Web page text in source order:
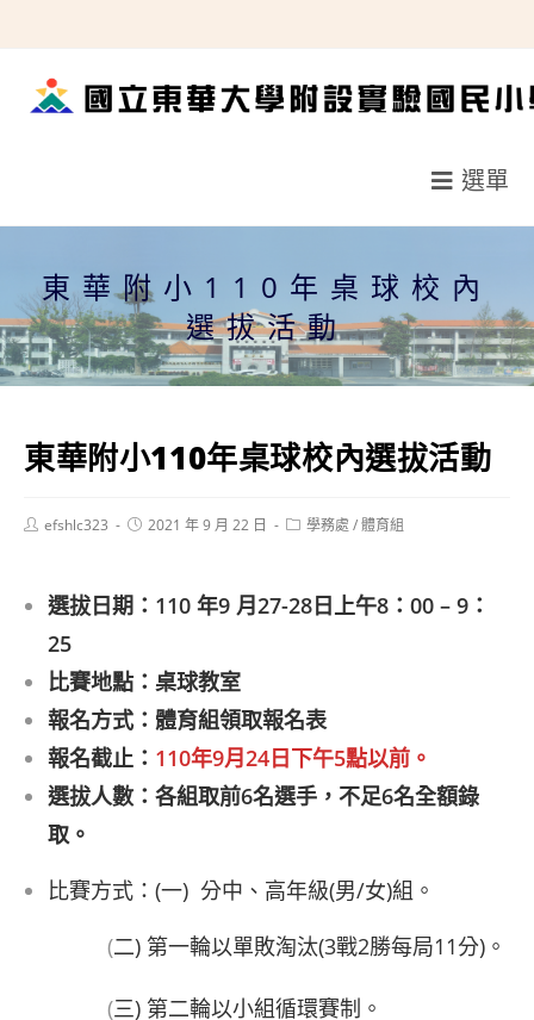
轉
選單
東華附小110年桌球校內
選拔活動
東華附小110年桌球校內選拔活動
Postefshlc323
Post2021 年 9 月 22 日
Post學務處 /體育組
選拔日期：110 年9 月27-28日上午8：00 – 9：
25
比賽地點：桌球教室
報名方式：體育組領取報名表
報名截止： 110年9月24日下午5點以前。
選拔人數：各組取前6名選手，不足6名全額錄
取。
比賽方式：(一) 分中、高年級(男/女)組。
(二) 第一輪以單敗淘汰(3戰2勝每局11分)。
(三) 第二輪以小組循環賽制。